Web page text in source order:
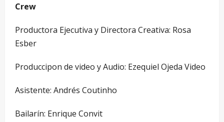
Crew
Productora Ejecutiva y Directora Creativa: Rosa
Esber
Produccipon de video y Audio: Ezequiel Ojeda Video
Asistente: Andrés Coutinho
Bailarín: Enrique Convit